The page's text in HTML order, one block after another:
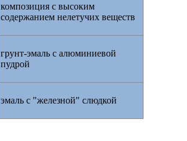
композиция с высоким
содержанием нелетучих веществ
грунт-эмаль с алюминиевой
пудрой
эмаль с "железной" слюдкой